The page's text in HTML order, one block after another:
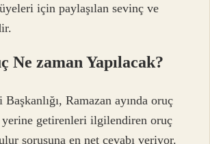
için paylaşılan sevinç ve
Ne zaman Yapılacak?
Ramazan ayında oruç
yerine getirenleri ilgilendiren oruç
sorusuna en net cevabı veriyor.